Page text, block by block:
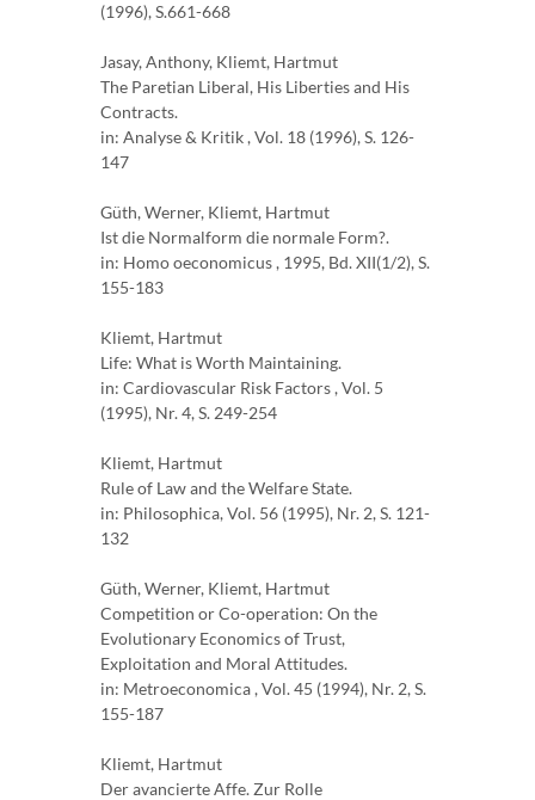
(1996), S.661-668
Jasay, Anthony, Kliemt, Hartmut
The Paretian Liberal, His Liberties and His
Contracts.
in: Analyse & Kritik , Vol. 18 (1996), S. 126-
147
Güth, Werner, Kliemt, Hartmut
Ist die Normalform die normale Form?.
in: Homo oeconomicus , 1995, Bd. XII(1/2), S.
155-183
Kliemt, Hartmut
Life: What is Worth Maintaining.
in: Cardiovascular Risk Factors , Vol. 5
(1995), Nr. 4, S. 249-254
Kliemt, Hartmut
Rule of Law and the Welfare State.
in: Philosophica, Vol. 56 (1995), Nr. 2, S. 121-
132
Güth, Werner, Kliemt, Hartmut
Competition or Co-operation: On the
Evolutionary Economics of Trust,
Exploitation and Moral Attitudes.
in: Metroeconomica , Vol. 45 (1994), Nr. 2, S.
155-187
Kliemt, Hartmut
Der avancierte Affe. Zur Rolle